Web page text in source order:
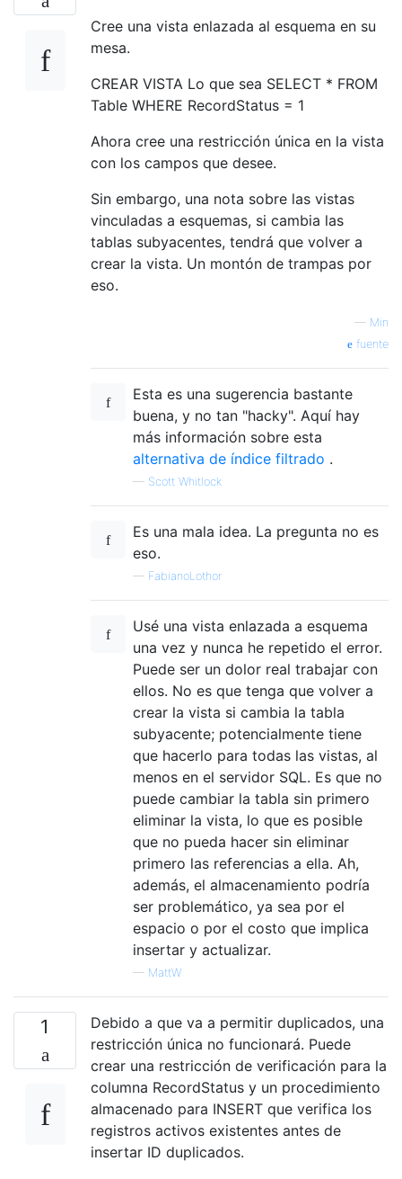
Cree una vista enlazada al esquema en su
mesa.
CREAR VISTA Lo que sea SELECT * FROM
Table WHERE RecordStatus = 1
Ahora cree una restricción única en la vista
con los campos que desee.
Sin embargo, una nota sobre las vistas
vinculadas a esquemas, si cambia las
tablas subyacentes, tendrá que volver a
crear la vista. Un montón de trampas por
eso.
— Min
fuente
Esta es una sugerencia bastante
buena, y no tan "hacky". Aquí hay
más información sobre esta
alternativa de índice filtrado .
— Scott Whitlock
Es una mala idea. La pregunta no es
eso.
— FabianoLothor
Usé una vista enlazada a esquema
una vez y nunca he repetido el error.
Puede ser un dolor real trabajar con
ellos. No es que tenga que volver a
crear la vista si cambia la tabla
subyacente; potencialmente tiene
que hacerlo para todas las vistas, al
menos en el servidor SQL. Es que no
puede cambiar la tabla sin primero
eliminar la vista, lo que es posible
que no pueda hacer sin eliminar
primero las referencias a ella. Ah,
además, el almacenamiento podría
ser problemático, ya sea por el
espacio o por el costo que implica
insertar y actualizar.
— MattW
1
Debido a que va a permitir duplicados, una
restricción única no funcionará. Puede
crear una restricción de verificación para la
columna RecordStatus y un procedimiento
almacenado para INSERT que verifica los
registros activos existentes antes de
insertar ID duplicados.